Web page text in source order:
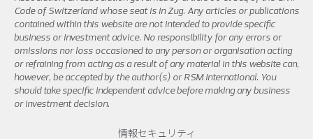
Code of Switzerland whose seat is in Zug. Any articles or publications
contained within this website are not intended to provide specific
business or investment advice. No responsibility for any errors or
omissions nor loss occasioned to any person or organisation acting
or refraining from acting as a result of any material in this website can,
however, be accepted by the author(s) or RSM International. You
should take specific independent advice before making any business
or investment decision.
情報セキュリティ